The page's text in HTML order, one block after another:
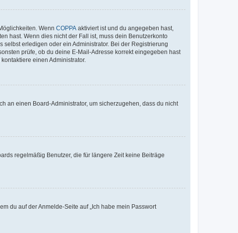
Wenn COPPA aktiviert ist und du angegeben hast,
hast. Wenn dies nicht der Fall ist, muss dein Benutzerkonto
erledigen oder ein Administrator. Bei der Registrierung
prüfe, ob du deine E-Mail-Adresse korrekt eingegeben hast
einen Administrator.
an einen Board-Administrator, um sicherzugehen, dass du nicht
regelmäßig Benutzer, die für längere Zeit keine Beiträge
du auf der Anmelde-Seite auf „Ich habe mein Passwort